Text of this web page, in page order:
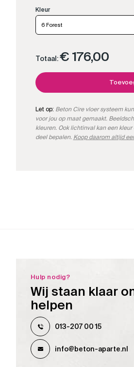
6 Forest
Totaal:€ 176,00
Let op: Beton Cire vloer systeem
voor jou op maat gemaakt.
kleuren. Ook lichtinval kan een
deel bepalen. Koop daarom altijd
Hulp nodig?
Wij staan klaar
helpen
013-207 00 15
info@beton-aparte.nl